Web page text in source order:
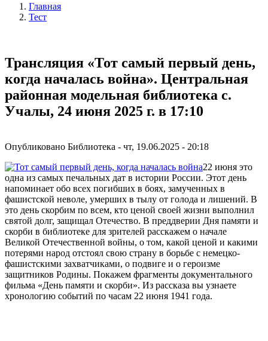
Главная
Тест
Трансляция «Тот самый первый день,
когда началась война». Центральная
районная модельная библиотека с.
Учалы, 24 июня 2025 г. в 17:10
Опубликовано Библиотека - чт, 19.06.2025 - 20:18
22 июня это
одна из самых печальных дат в истории России. Этот день
напоминает обо всех погибших в боях, замученных в
фашистской неволе, умерших в тылу от голода и лишений. В
это день скорбим по всем, кто ценой своей жизни выполнил
святой долг, защищал Отечество. В преддверии Дня памяти и
скорби в библиотеке для зрителей расскажем о начале
Великой Отечественной войны, о том, какой ценой и какими
потерями народ отстоял свою страну в борьбе с немецко-
фашистскими захватчиками, о подвиге и о героизме
защитников Родины. Покажем фрагменты документального
фильма «День памяти и скорби». Из рассказа вы узнаете
хронологию событий по часам 22 июня 1941 года.